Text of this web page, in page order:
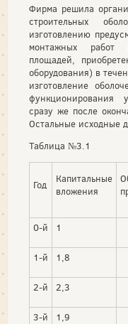
Фирма решила
строительных
изготовлению
монтажных работ
площадей,
оборудования) в
изготовление
функционирования
сразу же после
Остальные исходные
Таблица №3.1
Год
Капитальные
вложения
0-й 1
1-й 1,8
2-й 2,3
3-й 1,9